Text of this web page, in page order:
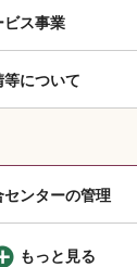
ビス事業
について
ンターの管理
もっと見る